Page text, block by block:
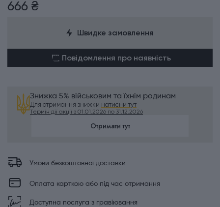
666 ₴
Швидке замовлення
Повідомлення про наявність
Знижка 5% військовим та їхнім родинам
Для отримання знижки натисни тут
Термін дії акції з 01.01.2026 по 31.12.2026
Отримати тут
Умови безкоштовної доставки
Оплата карткою або під час отримання
Доступна послуга з гравіювання